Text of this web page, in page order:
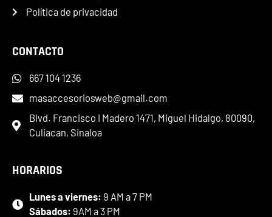
Política de privacidad
CONTACTO
667 104 1236
masaccesoriosweb@gmail.com
Blvd. Francisco I Madero 1471, Miguel Hidalgo, 80090,
Culiacan, Sinaloa
HORARIOS
Lunes a viernes: 9 AM a 7 PM
Sábados: 9AM a 3 PM